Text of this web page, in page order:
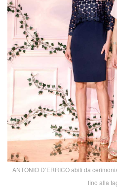
ANTONIO D’ERRICO abiti da
fino alla